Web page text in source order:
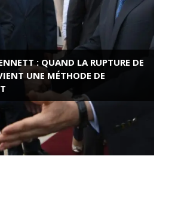
: QUAND LA RUPTURE DE
UNE MÉTHODE DE
DE LA RESISTANCE